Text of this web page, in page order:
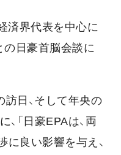
済界代表を中心に
の日豪首脳会談に
訪日、そして年央の
「日豪EPAは、両
に良い影響を与え、